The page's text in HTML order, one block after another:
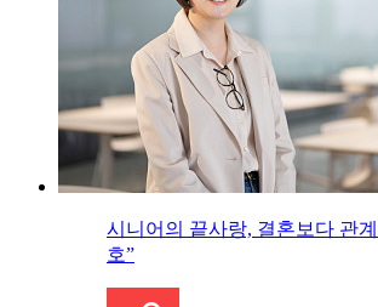
시니어의 끝사랑, 결혼보다 관
호”